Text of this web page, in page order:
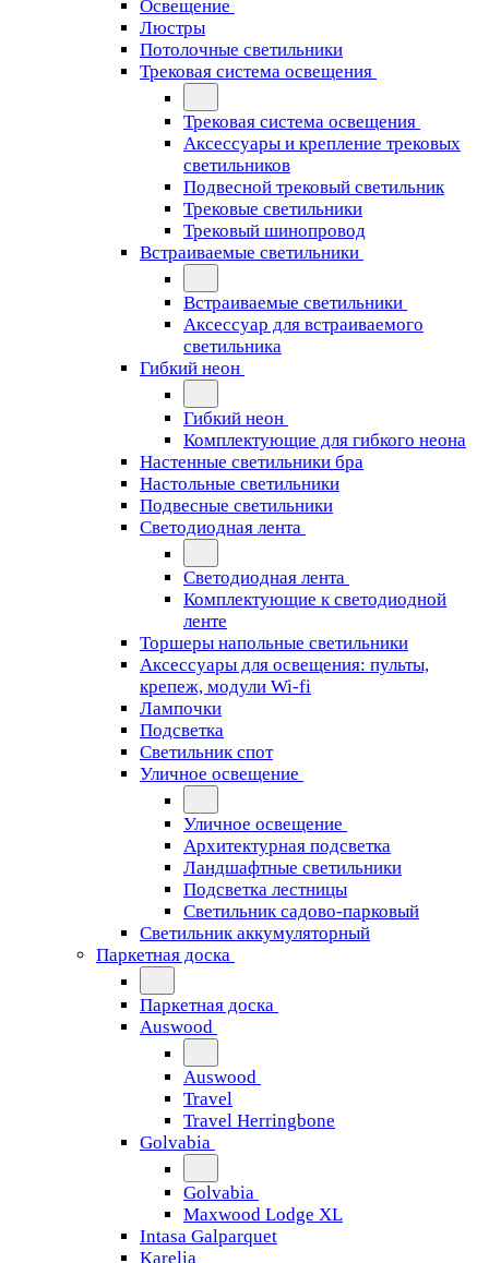
Освещение
Люстры
Потолочные светильники
Трековая система освещения
Трековая система освещения
Аксессуары и крепление трековых
светильников
Подвесной трековый светильник
Трековые светильники
Трековый шинопровод
Встраиваемые светильники
Встраиваемые светильники
Аксессуар для встраиваемого
светильника
Гибкий неон
Гибкий неон
Комплектующие для гибкого неона
Настенные светильники бра
Настольные светильники
Подвесные светильники
Светодиодная лента
Светодиодная лента
Комплектующие к светодиодной
ленте
Торшеры напольные светильники
Аксессуары для освещения: пульты,
крепеж, модули Wi-fi
Лампочки
Подсветка
Светильник спот
Уличное освещение
Уличное освещение
Архитектурная подсветка
Ландшафтные светильники
Подсветка лестницы
Светильник садово-парковый
Светильник аккумуляторный
Паркетная доска
Паркетная доска
Auswood
Auswood
Travel
Travel Herringbone
Golvabia
Golvabia
Maxwood Lodge XL
Intasa Galparquet
Karelia